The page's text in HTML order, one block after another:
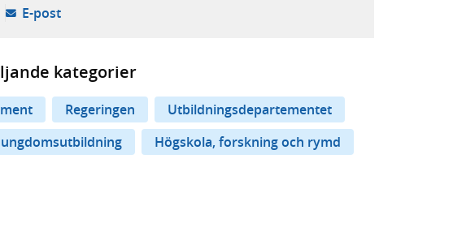
webbplats,
extern webbplats,
öppnas i ny flik, extern webbplats,
E-post- öppnar din e-postklient,
kategorier
Regeringen
Utbildningsdepartementet
Högskola, forskning och rymd